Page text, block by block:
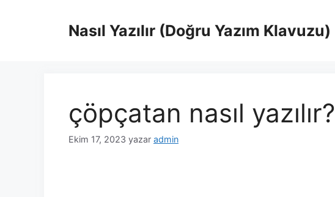
Nasıl Yazılır (Doğru Yazım Klavuzu)
çöpçatan nasıl yazılır?
Ekim 17, 2023 yazar admin